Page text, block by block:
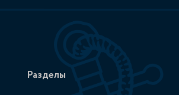
Разделы